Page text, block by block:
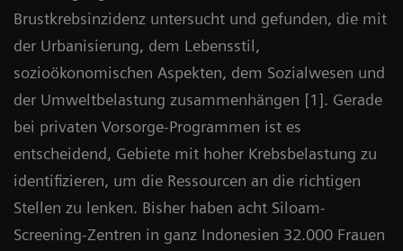
Brustkrebsinzidenz untersucht und gefunden, die mit
der Urbanisierung, dem Lebensstil,
sozioökonomischen Aspekten, dem Sozialwesen und
der Umweltbelastung zusammenhängen [1]. Gerade
bei privaten Vorsorge-Programmen ist es
entscheidend, Gebiete mit hoher Krebsbelastung zu
identifizieren, um die Ressourcen an die richtigen
Stellen zu lenken. Bisher haben acht Siloam-
Screening-Zentren in ganz Indonesien 32.000 Frauen